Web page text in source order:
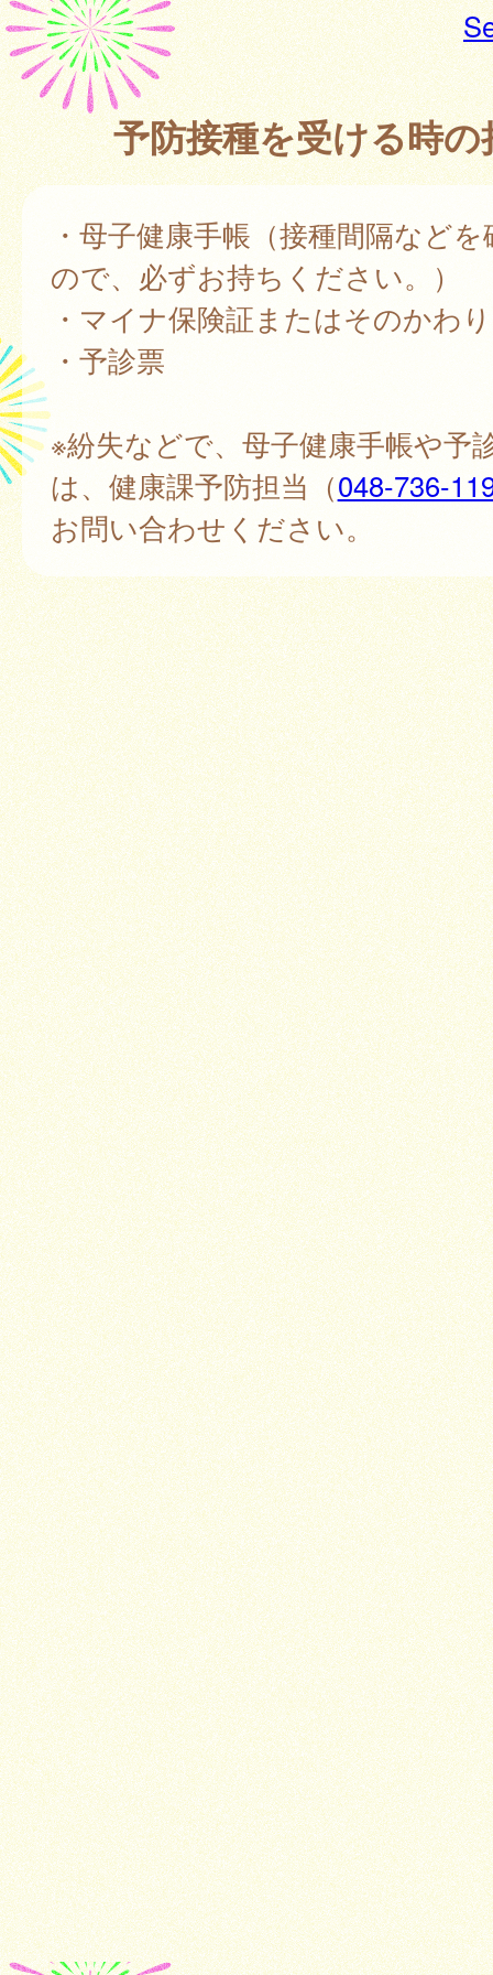
予防接種を受ける時の
・母子健康手帳（接種間隔など
ので、必ずお持ちください。）
・マイナ保険証またはそのかわ
・予診票
※紛失などで、母子健康手帳や予
は、健康課予防担当（048-736-
お問い合わせください。